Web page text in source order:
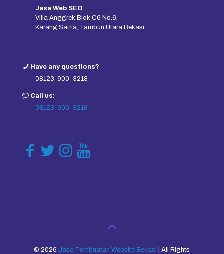
Jasa Web SEO
Villa Anggrek Blok C6 No.6,
Karang Satria, Tambun Utara Bekasi
Have any questions?
08123-900-3218
Call us:
08123-900-3218
© 2026 Jasa Pembuatan Website Bekasi | All Rights